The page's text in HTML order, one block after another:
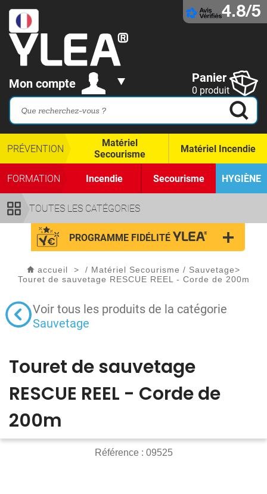
4.8/5
Mon compte Panier
0 produit
TOUTES LES CATÉGORIES
PRÉVENTION
Matériel
Secourisme
Matériel Incendie
FORMATION Incendie Secourisme HYGIÈNE
PROGRAMME FIDÉLITÉ
accueil > / Matériel Secourisme / Sauvetage>
Touret de sauvetage RESCUE REEL - Corde de 200m
Voir tous les produits de la catégorie
Sauvetage
Touret de sauvetage
RESCUE REEL - Corde de
200m
Référence : 09525